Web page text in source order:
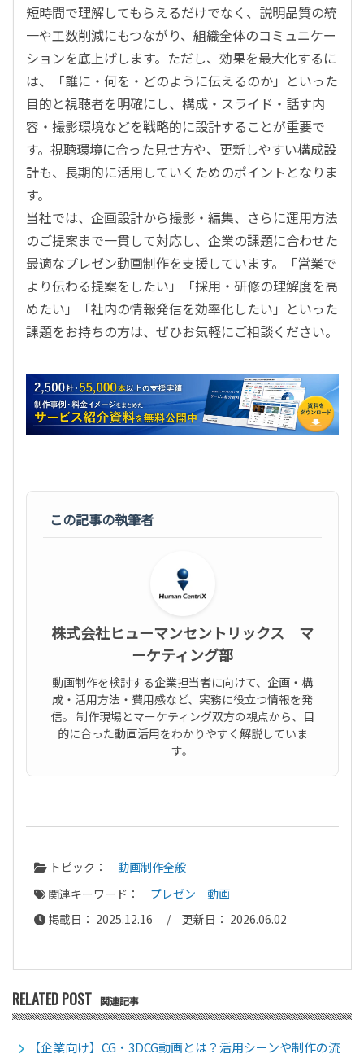
短時間で理解してもらえるだけでなく、説明品質の統
一や工数削減にもつながり、組織全体のコミュニケー
ションを底上げします。ただし、効果を最大化するに
は、「誰に・何を・どのように伝えるのか」といった
目的と視聴者を明確にし、構成・スライド・話す内
容・撮影環境などを戦略的に設計することが重要で
す。視聴環境に合った見せ方や、更新しやすい構成設
計も、長期的に活用していくためのポイントとなりま
す。
当社では、企画設計から撮影・編集、さらに運用方法
のご提案まで一貫して対応し、企業の課題に合わせた
最適なプレゼン動画制作を支援しています。「営業で
より伝わる提案をしたい」「採用・研修の理解度を高
めたい」「社内の情報発信を効率化したい」といった
課題をお持ちの方は、ぜひお気軽にご相談ください。
この記事の執筆者
株式会社ヒューマンセントリックス マ
ーケティング部
動画制作を検討する企業担当者に向けて、企画・構
成・活用方法・費用感など、実務に役立つ情報を発
信。 制作現場とマーケティング双方の視点から、目
的に合った動画活用をわかりやすく解説していま
す。
トピック：
動画制作全般
関連キーワード：
プレゼン
動画
掲載日： 2025.12.16 / 更新日： 2026.06.02
RELATED POST 関連記事
【企業向け】CG・3DCG動画とは？活用シーンや制作の流